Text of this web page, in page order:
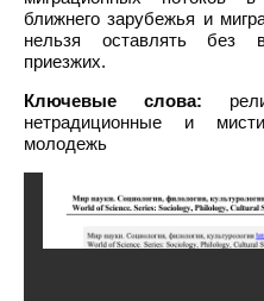
ближнего зарубежья и
нельзя оставлять без
приезжих.
Ключевые слова:
нетрадиционные и
молодежь